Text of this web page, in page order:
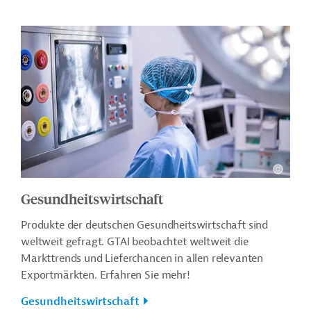
Gesundheitswirtschaft
Produkte der deutschen Gesundheitswirtschaft sind
weltweit gefragt. GTAI beobachtet weltweit die
Markttrends und Lieferchancen in allen relevanten
Exportmärkten. Erfahren Sie mehr!
Gesundheitswirtschaft